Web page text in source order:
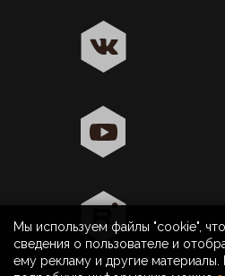
8 800 500 40 40
Да
Мы используем файлы "cookie",
сведения о пользователе и
ему рекламу и другие материалы.